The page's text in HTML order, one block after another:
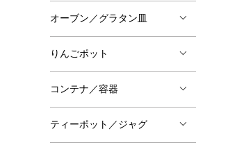
オーブン／グラタン皿
りんごポット
コンテナ／容器
ティーポット／ジャグ